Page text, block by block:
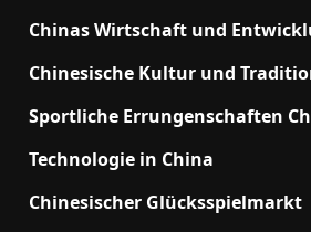
Chinas Wirtschaft und
Chinesische Kultur und
Sportliche Errungenschaften
Technologie in China
Chinesischer Glücksspielmarkt